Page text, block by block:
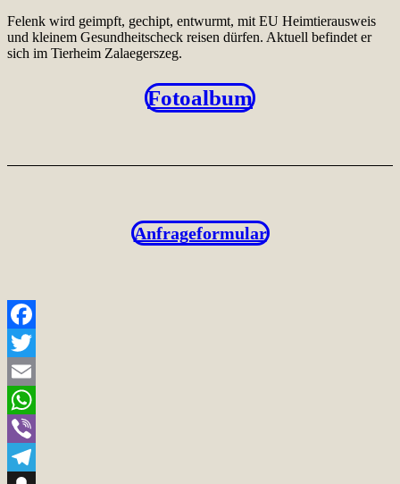
Felenk wird geimpft, gechipt, entwurmt, mit EU Heimtierausweis
und kleinem Gesundheitscheck reisen dürfen. Aktuell befindet er
sich im Tierheim Zalaegerszeg.
Fotoalbum
Anfrageformular
Facebook
Twitter
Email
WhatsApp
Viber